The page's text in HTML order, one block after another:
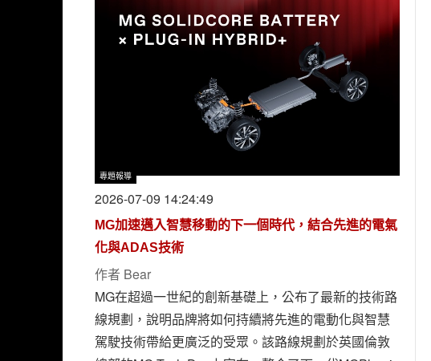
專題報導
2026-07-09 14:24:49
MG加速邁入智慧移動的下一個時代，結合先進的電氣
化與ADAS技術
作者 Bear
MG在超過一世紀的創新基礎上，公布了最新的技術路
線規劃，說明品牌將如何持續將先進的電動化與智慧
駕駛技術帶給更廣泛的受眾。該路線規劃於英國倫敦